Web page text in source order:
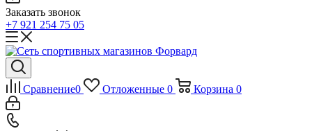
Заказать звонок
+7 921 254 75 05
Сравнение0 Отложенные 0 Корзина 0